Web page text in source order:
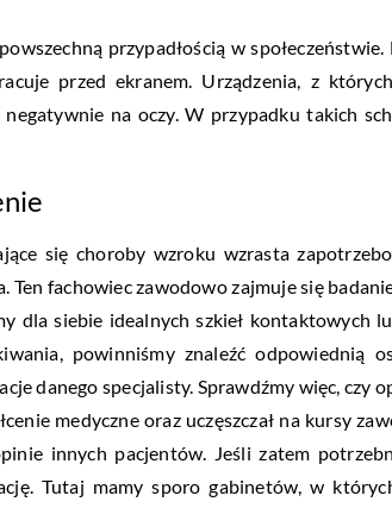
przypadłością w
przed ekranem. Urządzenia, z
negatywnie na oczy. W przypadku takich
się choroby wzroku wzrasta
Ten fachowiec zawodowo zajmuje się
dla siebie idealnych szkieł kontaktowych
powinniśmy znaleźć
danego specjalisty. Sprawdźmy więc, czy
medyczne oraz uczęszczał na kursy
innych pacjentów. Jeśli zatem
Tutaj mamy sporo gabinetów, w